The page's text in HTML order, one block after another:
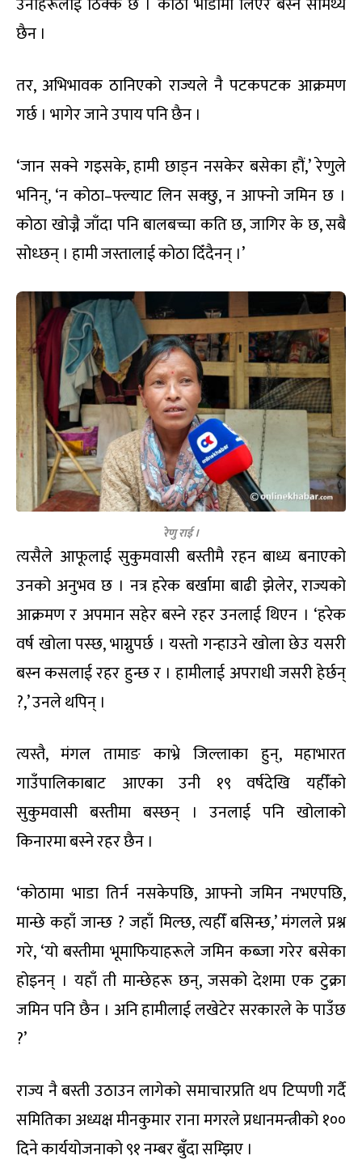
छैन ।
तर, अभिभावक ठानिएको राज्यले नै पटकपटक आक्रमण
गर्छ । भागेर जाने उपाय पनि छैन ।
‘जान सक्ने गइसके, हामी छाड्न नसकेर बसेका हौं,’ रेणुले
भनिन्, ‘न कोठा–फ्ल्याट लिन सक्छु, न आफ्नो जमिन छ ।
कोठा खोज्नै जाँदा पनि बालबच्चा कति छ, जागिर के छ, सबै
सोध्छन् । हामी जस्तालाई कोठा दिँदैनन् ।’
रेणु राई ।
त्यसैले आफूलाई सुकुमवासी बस्तीमै रहन बाध्य बनाएको
उनको अनुभव छ । नत्र हरेक बर्खामा बाढी झेलेर, राज्यको
आक्रमण र अपमान सहेर बस्ने रहर उनलाई थिएन । ‘हरेक
वर्ष खोला पस्छ, भाग्नुपर्छ । यस्तो गन्हाउने खोला छेउ यसरी
बस्न कसलाई रहर हुन्छ र । हामीलाई अपराधी जसरी हेर्छन्
?,’ उनले थपिन् ।
त्यस्तै, मंगल तामाङ काभ्रे जिल्लाका हुन्, महाभारत
गाउँपालिकाबाट आएका उनी १९ वर्षदेखि यहीँको
सुकुमवासी बस्तीमा बस्छन् । उनलाई पनि खोलाको
किनारमा बस्ने रहर छैन ।
‘कोठामा भाडा तिर्न नसकेपछि, आफ्नो जमिन नभएपछि,
मान्छे कहाँ जान्छ ? जहाँ मिल्छ, त्यहीँ बसिन्छ,’ मंगलले प्रश्न
गरे, ‘यो बस्तीमा भूमाफियाहरूले जमिन कब्जा गरेर बसेका
होइनन् । यहाँ ती मान्छेहरू छन्, जसको देशमा एक टुक्रा
जमिन पनि छैन । अनि हामीलाई लखेटेर सरकारले के पाउँछ
?’
राज्य नै बस्ती उठाउन लागेको समाचारप्रति थप टिप्पणी गर्दै
समितिका अध्यक्ष मीनकुमार राना मगरले प्रधानमन्त्रीको १००
दिने कार्ययोजनाको ९१ नम्बर बुँदा सम्झिए ।